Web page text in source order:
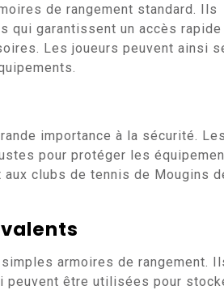
de rangement standard. Ils
qui garantissent un accès
Les joueurs peuvent ainsi
importance à la sécurité. Les
pour protéger les
clubs de tennis de Mougins
armoires de rangement.
peuvent être utilisées pour